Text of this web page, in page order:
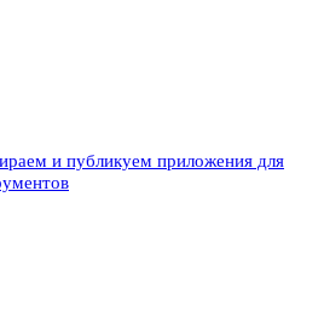
и публикуем приложения для